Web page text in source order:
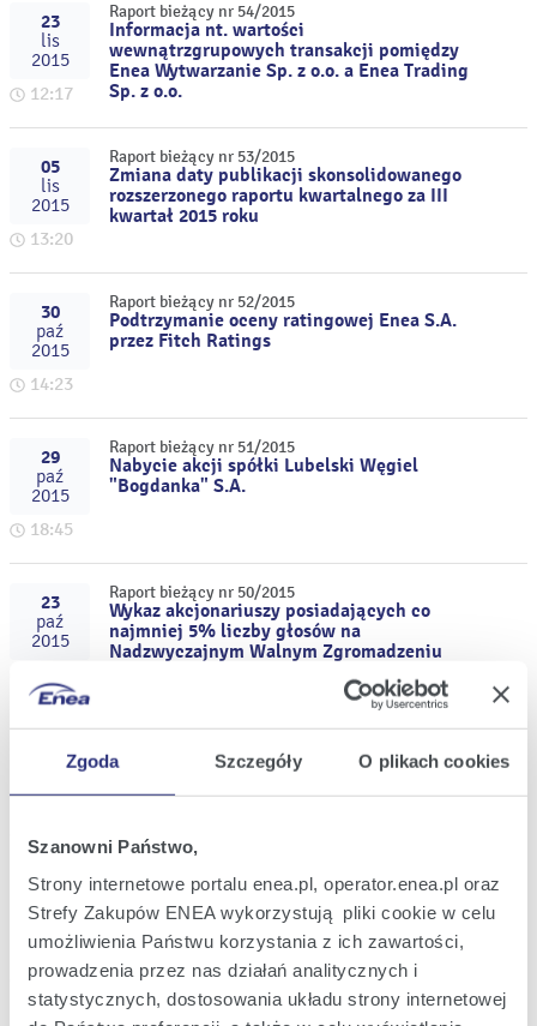
Zgoda Szczegóły O plikach cookies
Szanowni Państwo,
Strony internetowe portalu enea.pl, operator.enea.pl oraz
Strefy Zakupów ENEA wykorzystują pliki cookie w celu
umożliwienia Państwu korzystania z ich zawartości,
prowadzenia przez nas działań analitycznych i
statystycznych, dostosowania układu strony internetowej
23
lis
2015
12:17
Raport bieżący nr 54/2015
Informacja nt. wartości
wewnątrzgrupowych transakcji pomiędzy
Enea Wytwarzanie Sp. z o.o. a Enea Trading
Sp. z o.o.
05
lis
2015
13:20
Raport bieżący nr 53/2015
Zmiana daty publikacji skonsolidowanego
rozszerzonego raportu kwartalnego za III
kwartał 2015 roku
30
paź
2015
14:23
Raport bieżący nr 52/2015
Podtrzymanie oceny ratingowej Enea S.A.
przez Fitch Ratings
29
paź
2015
18:45
Raport bieżący nr 51/2015
Nabycie akcji spółki Lubelski Węgiel
"Bogdanka" S.A.
23
paź
2015
Raport bieżący nr 50/2015
Wykaz akcjonariuszy posiadających co
najmniej 5% liczby głosów na
Nadzwyczajnym Walnym Zgromadzeniu
Enea S.A. w dniu 21 października 2015
2015
16:14
Raport bieżący nr 49/2015
Zmiana w składzie Rady Nadzorczej Enea
S.A.
21
paź
2015
16:02
Raport bieżący nr 48/2015
Treść uchwał podjętych przez
Nadzwyczajne Walne Zgromadzenie Enea
S.A.w dniu 21 października 2015 roku